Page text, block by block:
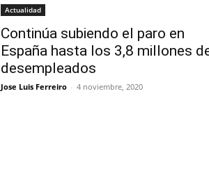
Actualidad
Continúa subiendo el paro en
España hasta los 3,8 millones
desempleados
Jose Luis Ferreiro - 4 noviembre, 2020